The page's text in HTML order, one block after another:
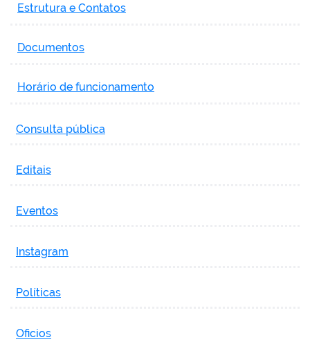
Estrutura e Contatos
Documentos
Horário de funcionamento
Consulta pública
Editais
Eventos
Instagram
Políticas
Oficios